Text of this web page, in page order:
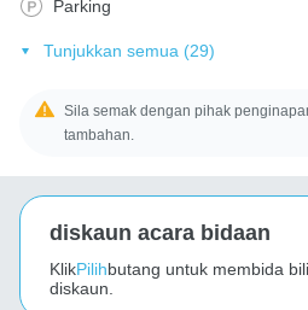
Parking
Tunjukkan semua (29)
Sila semak dengan pihak
tambahan.
diskaun acara bidaan
KlikPilihbutang untuk membida
diskaun.